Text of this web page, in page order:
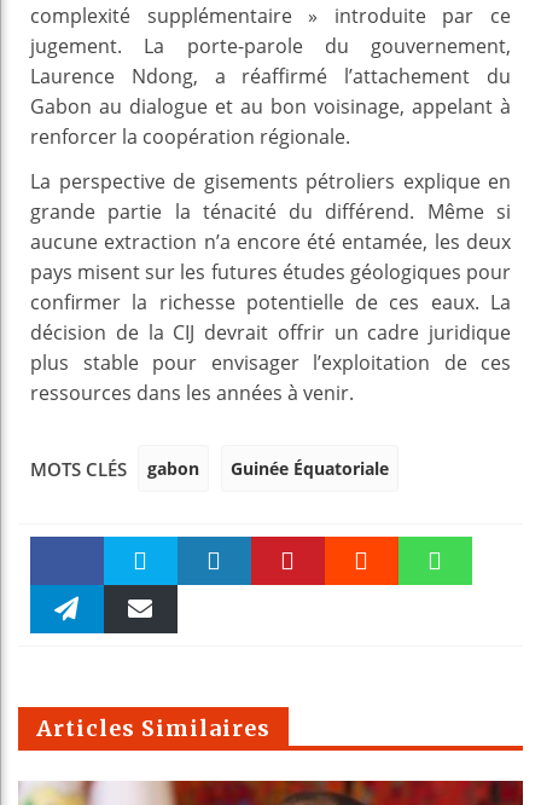
complexité supplémentaire » introduite par ce
jugement. La porte-parole du gouvernement,
Laurence Ndong, a réaffirmé l’attachement du
Gabon au dialogue et au bon voisinage, appelant à
renforcer la coopération régionale.
La perspective de gisements pétroliers explique en
grande partie la ténacité du différend. Même si
aucune extraction n’a encore été entamée, les deux
pays misent sur les futures études géologiques pour
confirmer la richesse potentielle de ces eaux. La
décision de la CIJ devrait offrir un cadre juridique
plus stable pour envisager l’exploitation de ces
ressources dans les années à venir.
MOTS CLÉS gabon Guinée Équatoriale
Faceboo Twitter
m
Articles Similaires